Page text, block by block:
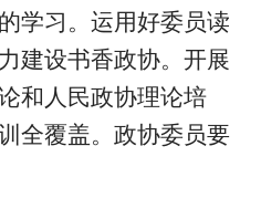
学习。运用好委员读
建设书香政协。开展
和人民政协理论培
全覆盖。政协委员要